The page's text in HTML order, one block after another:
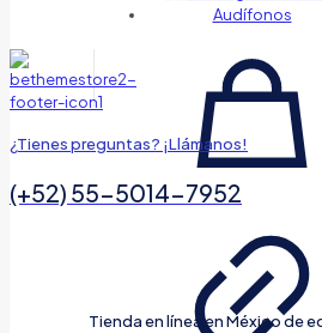
¿Tienes preguntas? ¡Llámanos!
(+52) 55-5014-7952
Tienda en línea en México de